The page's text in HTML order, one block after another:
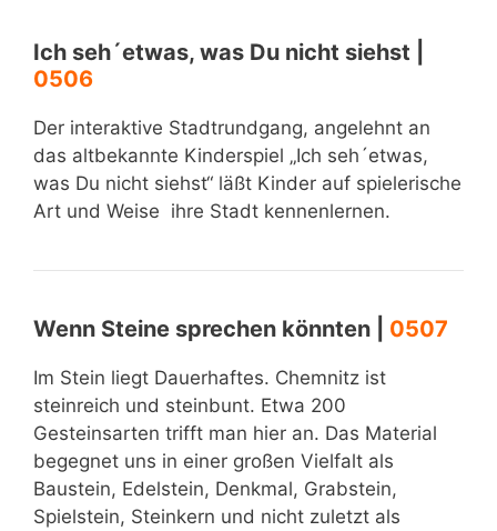
Ich seh´etwas, was Du nicht siehst |
0506
Der interaktive Stadtrundgang, angelehnt an
das altbekannte Kinderspiel „Ich seh´etwas,
was Du nicht siehst“ läßt Kinder auf spielerische
Art und Weise ihre Stadt kennenlernen.
Wenn Steine sprechen könnten | 0507
Im Stein liegt Dauerhaftes. Chemnitz ist
steinreich und steinbunt. Etwa 200
Gesteinsarten trifft man hier an. Das Material
begegnet uns in einer großen Vielfalt als
Baustein, Edelstein, Denkmal, Grabstein,
Spielstein, Steinkern und nicht zuletzt als